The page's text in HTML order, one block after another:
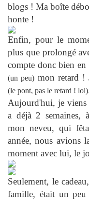
blogs ! Ma boîte
honte !
Enfin, pour le
plus que prolongé
compte donc bien en
(un peu)mon retard !
(le pont, pas le retard ! lol)
Aujourd'hui, je
a déjà 2 semaines,
mon neveu, qui
année, nous avions
moment avec lui, le
Seulement, le
famille, était un